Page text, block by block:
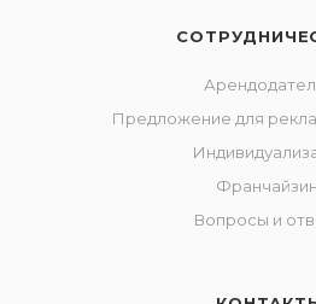
Предложение для
Вопросы и